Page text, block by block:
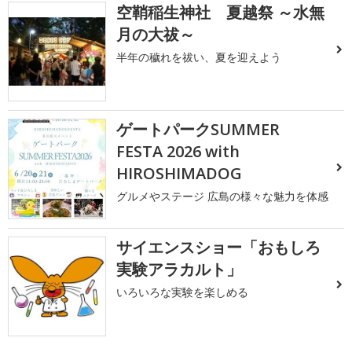
空鞘稲生神社 夏越祭 ～水無
月の大祓～
半年の穢れを祓い、夏を迎えよう
ゲートパークSUMMER
FESTA 2026 with
HIROSHIMADOG
グルメやステージ 広島の様々な魅力を体感
サイエンスショー「おもしろ
実験アラカルト」
いろいろな実験を楽しめる